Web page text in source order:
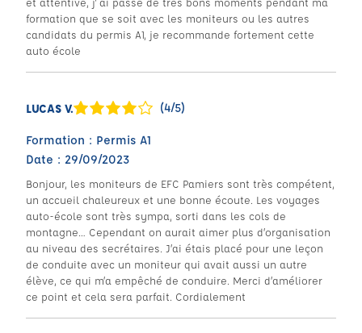
formation que se soit avec les moniteurs ou les autres
candidats du permis A1, je recommande fortement cette
auto école
LUCAS V. (4/5)
Formation : Permis A1
Date : 29/09/2023
Bonjour, les moniteurs de EFC Pamiers sont très compétent,
un accueil chaleureux et une bonne écoute. Les voyages
auto-école sont très sympa, sorti dans les cols de
montagne… Cependant on aurait aimer plus d’organisation
au niveau des secrétaires. J’ai étais placé pour une leçon
de conduite avec un moniteur qui avait aussi un autre
élève, ce qui m’a empêché de conduire. Merci d’améliorer
ce point et cela sera parfait. Cordialement